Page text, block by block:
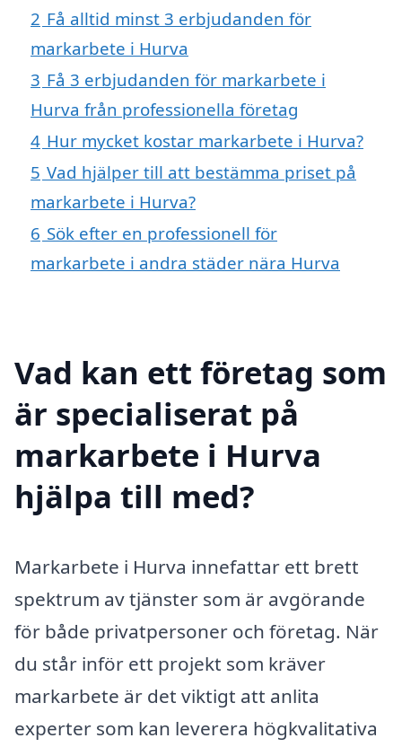
2 Få alltid minst 3 erbjudanden för
markarbete i Hurva
3 Få 3 erbjudanden för markarbete i
Hurva från professionella företag
4 Hur mycket kostar markarbete i Hurva?
5 Vad hjälper till att bestämma priset på
markarbete i Hurva?
6 Sök efter en professionell för
markarbete i andra städer nära Hurva
Vad kan ett företag som
är specialiserat på
markarbete i Hurva
hjälpa till med?
Markarbete i Hurva innefattar ett brett
spektrum av tjänster som är avgörande
för både privatpersoner och företag. När
du står inför ett projekt som kräver
markarbete är det viktigt att anlita
experter som kan leverera högkvalitativa